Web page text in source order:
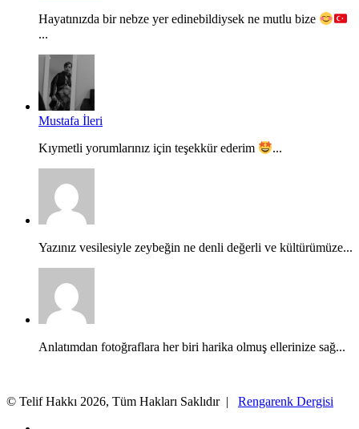
Hayatınızda bir nebze yer edinebildiysek ne mutlu bize
...
Mustafa İleri
Kıymetli yorumlarınız için teşekkür ederim ...
Yazınız vesilesiyle zeybeğin ne denli değerli ve kültürümüze...
Anlatımdan fotoğraflara her biri harika olmuş ellerinize sağ...
© Telif Hakkı 2026, Tüm Hakları Saklıdır | Rengarenk Dergisi